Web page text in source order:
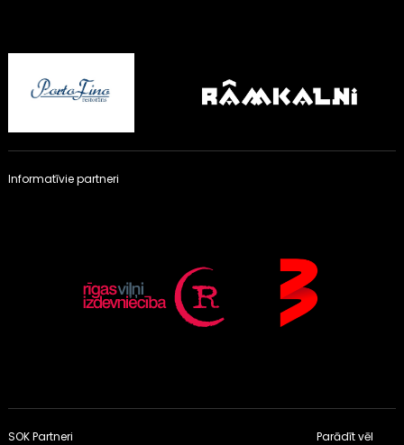
Informatīvie partneri
SOK Partneri Parādīt vēl